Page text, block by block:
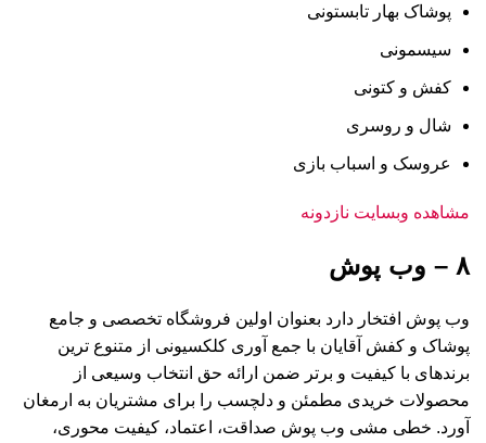
پوشاک بهار تابستونی
سیسمونی
کفش و کتونی
شال و روسری
عروسک و اسباب بازی
مشاهده وبسایت نازدونه
۸ – وب پوش
وب پوش افتخار دارد بعنوان اولین فروشگاه تخصصی و جامع
پوشاک و کفش آقایان با جمع آوری کلکسیونی از متنوع ترین
برندهای با کیفیت و برتر ضمن ارائه حق انتخاب وسیعی از
محصولات خریدی مطمئن و دلچسب را برای مشتریان به ارمغان
آورد. خطی مشی وب پوش صداقت، اعتماد، کیفیت محوری،